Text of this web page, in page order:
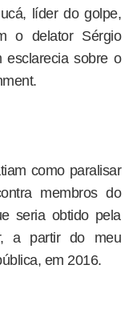
líder do golpe,
o delator Sérgio
sobre o
como paralisar
membros do
seria obtido pela
a partir do meu
em 2016.